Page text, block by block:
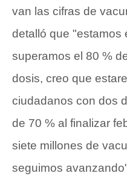
van las cifras de
detalló que "estamos
superamos el 80 %
dosis, creo que
ciudadanos con dos
de 70 % al finalizar
siete millones de
seguimos